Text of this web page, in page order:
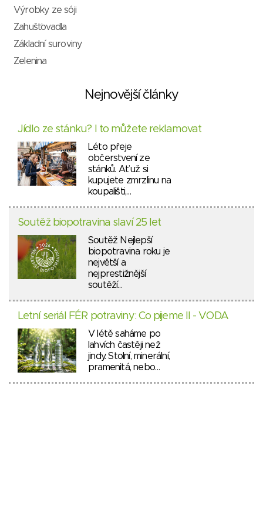
Výrobky ze sóji
Zahušťovadla
Základní suroviny
Zelenina
Nejnovější články
Jídlo ze stánku? I to můžete reklamovat
Léto přeje
občerstvení ze
stánků. Ať už si
kupujete zmrzlinu na
koupališti,…
Soutěž biopotravina slaví 25 let
Soutěž Nejlepší
biopotravina roku je
největší a
nejprestižnější
soutěží…
Letní seriál FÉR potraviny: Co pijeme II - VODA
V létě saháme po
lahvích častěji než
jindy. Stolní, minerální,
pramenitá, nebo…